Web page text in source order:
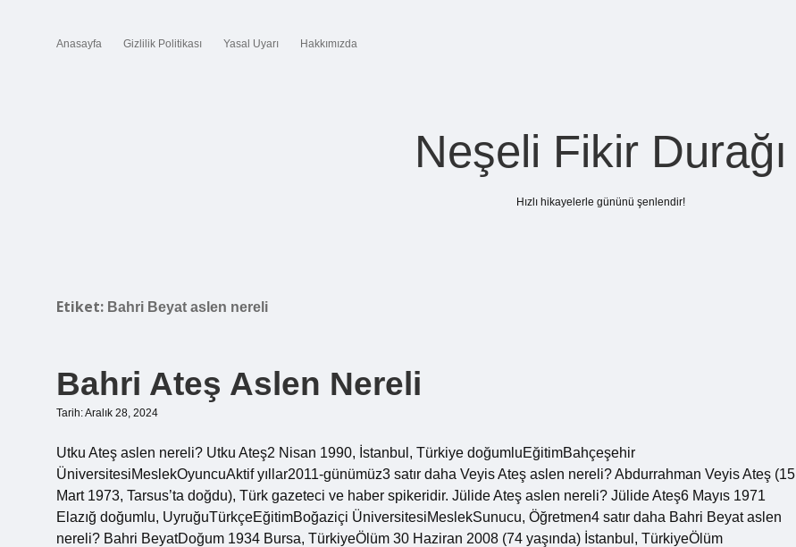
Anasayfa Gizlilik Politikası Yasal Uyarı Hakkımızda
Neşeli Fikir Durağı
Hızlı hikayelerle gününü şenlendir!
Etiket: Bahri Beyat aslen nereli
Bahri Ateş Aslen Nereli
Tarih: Aralık 28, 2024
Utku Ateş aslen nereli? Utku Ateş2 Nisan 1990, İstanbul, Türkiye doğumluEğitimBahçeşehir
ÜniversitesiMeslekOyuncuAktif yıllar2011-günümüz3 satır daha Veyis Ateş aslen nereli? Abdurrahman Veyis Ateş (15
Mart 1973, Tarsus’ta doğdu), Türk gazeteci ve haber spikeridir. Jülide Ateş aslen nereli? Jülide Ateş6 Mayıs 1971
Elazığ doğumlu, UyruğuTürkçeEğitimBoğaziçi ÜniversitesiMeslekSunucu, Öğretmen4 satır daha Bahri Beyat aslen
nereli? Bahri BeyatDoğum 1934 Bursa, TürkiyeÖlüm 30 Haziran 2008 (74 yaşında) İstanbul, TürkiyeÖlüm